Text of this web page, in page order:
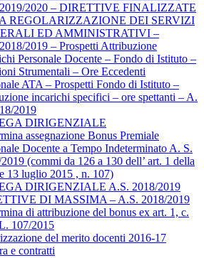
2020 – DIRETTIVE FINALIZZATE
REGOLARIZZAZIONE DEI SERVIZI
ED AMMINISTRATIVI –
2019 – Prospetti Attribuzione
Personale Docente – Fondo di Istituto –
Strumentali – Ore Eccedenti
ATA – Prospetti Fondo di Istituto –
incarichi specifici – ore spettanti – A.
2019
DIRIGENZIALE
assegnazione Bonus Premiale
Docente a Tempo Indeterminato A. S.
(commi da 126 a 130 dell’ art. 1 della
13 luglio 2015 , n. 107)
DIRIGENZIALE A.S. 2018/2019
DI MASSIMA – A.S. 2018/2019
di attribuzione del bonus ex art. 1, c.
107/2015
del merito docenti 2016-17
e contratti